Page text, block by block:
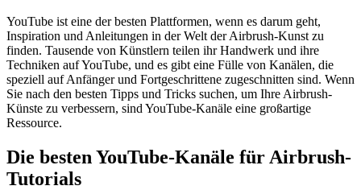
YouTube ist eine der besten Plattformen, wenn es darum geht,
Inspiration und Anleitungen in der Welt der Airbrush-Kunst zu
finden. Tausende von Künstlern teilen ihr Handwerk und ihre
Techniken auf YouTube, und es gibt eine Fülle von Kanälen, die
speziell auf Anfänger und Fortgeschrittene zugeschnitten sind. Wenn
Sie nach den besten Tipps und Tricks suchen, um Ihre Airbrush-
Künste zu verbessern, sind YouTube-Kanäle eine großartige
Ressource.
Die besten YouTube-Kanäle für Airbrush-
Tutorials